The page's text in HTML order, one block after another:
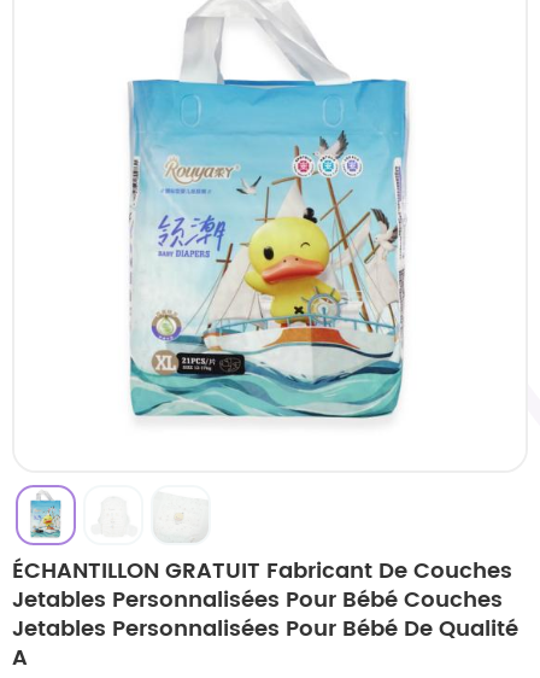
ÉCHANTILLON GRATUIT Fabricant De Couches
Jetables Personnalisées Pour Bébé Couches
Jetables Personnalisées Pour Bébé De Qualité
A